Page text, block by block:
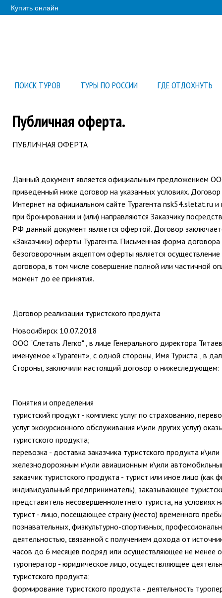
Купить онлайн
ПОИСК ТУРОВ ТУРЫ ПО РОССИИ ГДЕ ОТДОХНУТЬ
Публичная оферта.
ПУБЛИЧНАЯ ОФЕРТА
Данный документ является официальным предложением
приведенный ниже договор на указанных условиях.
Интернет на официальном сайте Турагента nsk54.sletat.ru
при бронировании и (или) направляются Заказчику
РФ данный документ является офертой. Договор
«Заказчик») оферты Турагента. Письменная форма
безоговорочным акцептом оферты является
договора, в том числе совершение полной или частичной
момент до ее принятия.
Договор реализации туристского продукта
Новосибирск 10.07.2018
ООО "Слетать Легко" , в лице Генерального директора
именуемое «Турагент», с одной стороны, Имя Туриста , в
Стороны, заключили настоящий договор о нижеследующем:
Понятия и определения
туристский продукт - комплекс услуг по страхованию,
услуг экскурсионного обслуживания и\или других услуг)
туристского продукта;
перевозка - доставка заказчика туристского продукта
железнодорожным и\или авиационным и\или
заказчик туристского продукта - турист или иное лицо
индивидуальный предприниматель), заказывающее
представитель несовершеннолетнего туриста, на условиях
турист - лицо, посещающее страну (место) временного
познавательных, физкультурно-спортивных,
деятельностью, связанной с получением дохода от
часов до 6 месяцев подряд или осуществляющее не менее
туроператор - юридическое лицо, осуществляющее
туристского продукта;
формирование туристского продукта - деятельность